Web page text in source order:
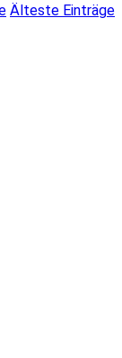
Älteste Einträge